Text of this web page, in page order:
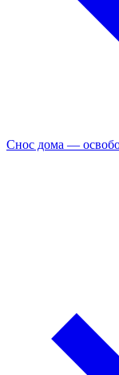
Снос дома —